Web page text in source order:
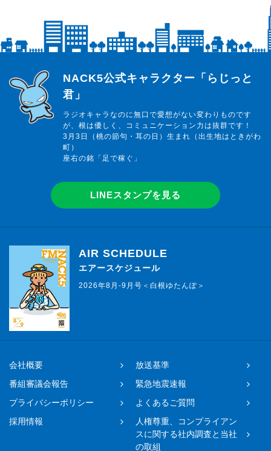
らじっと君
NACK5公式キャラクター「らじっと
君」
ラジオキャラなのに無口で愛想がない変わりものです
が、根は優しく、コミュニケーション力は抜群です！
3月3日（桃の節句・耳の日）生まれ（出生地はときがわ
町）
座右の銘「足で稼ぐ」
LINEスタンプを見る
AIR SCHEDULE
エアースケジュール
2026年8月-9月号＜白根ゆたんぽ＞
会社概要
放送基準
番組審議会報告
緊急地震速報
プライバシーポリシー
よくあるご質問
採用情報
人権尊重、コンプライアン
スに関する社内調査と当社
の取組